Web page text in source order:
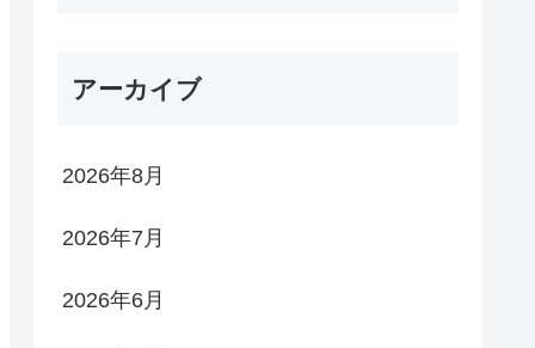
アーカイブ
2026年8月
2026年7月
2026年6月